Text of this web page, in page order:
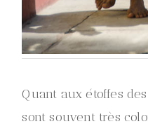
Quant aux étoffes
sont souvent très